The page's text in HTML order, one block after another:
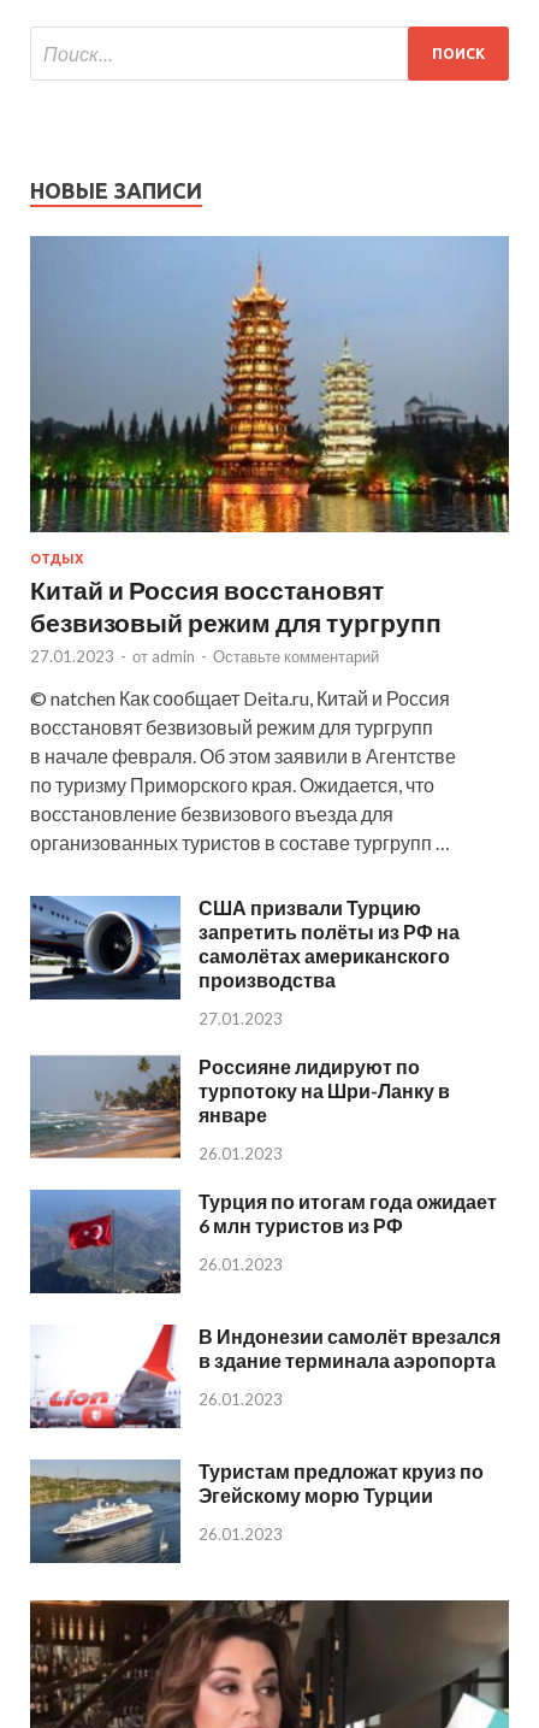
НОВЫЕ ЗАПИСИ
ОТДЫХ
Китай и Россия восстановят
безвизовый режим для тургрупп
27.01.2023 - от admin - Оставьте комментарий
© natchen Как сообщает Deita.ru, Китай и Россия
восстановят безвизовый режим для тургрупп
в начале февраля. Об этом заявили в Агентстве
по туризму Приморского края. Ожидается, что
восстановление безвизового въезда для
организованных туристов в составе тургрупп …
США призвали Турцию
запретить полёты из РФ на
самолётах американского
производства
27.01.2023
Россияне лидируют по
турпотоку на Шри-Ланку в
январе
26.01.2023
Турция по итогам года ожидает
6 млн туристов из РФ
26.01.2023
В Индонезии самолёт врезался
в здание терминала аэропорта
26.01.2023
Туристам предложат круиз по
Эгейскому морю Турции
26.01.2023